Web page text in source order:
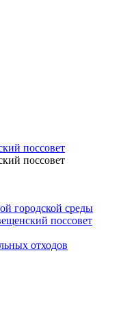
поссовет
поссовет
городской среды
поссовет
отходов